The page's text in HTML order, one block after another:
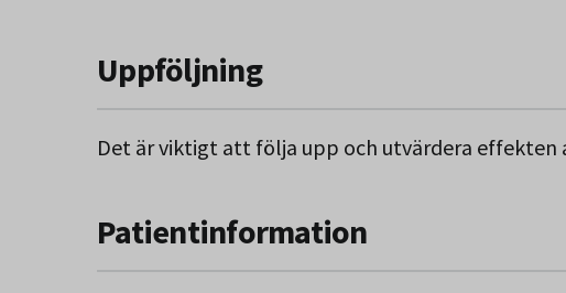
Uppföljning
Det är viktigt att följa upp och utvärdera effekten
Patientinformation